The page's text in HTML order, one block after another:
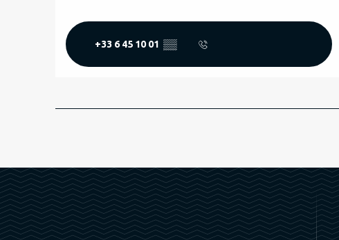
+33 6 45 10 01 ▒▒